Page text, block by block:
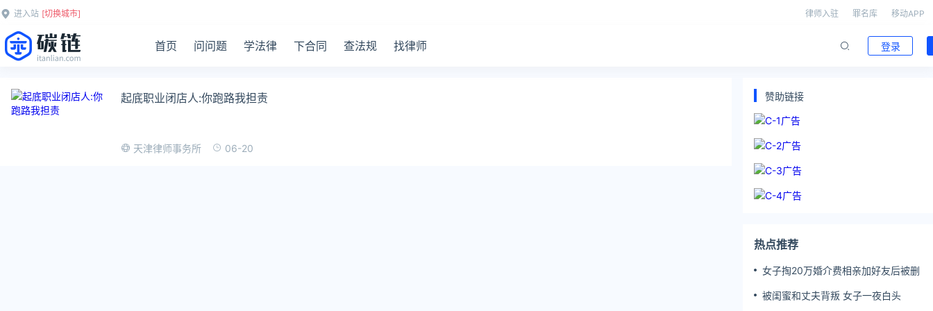
进入站 [切换城市] 律师入驻 罪名库 移动APP
首页 问问题 学法律 下合同 查法规 找律师 登录
起底职业闭店人:你跑路我担责
天津律师事务所 06-20
赞助链接
热点推荐
女子掏20万婚介费相亲加好友后被删
被闺蜜和丈夫背叛 女子一夜白头